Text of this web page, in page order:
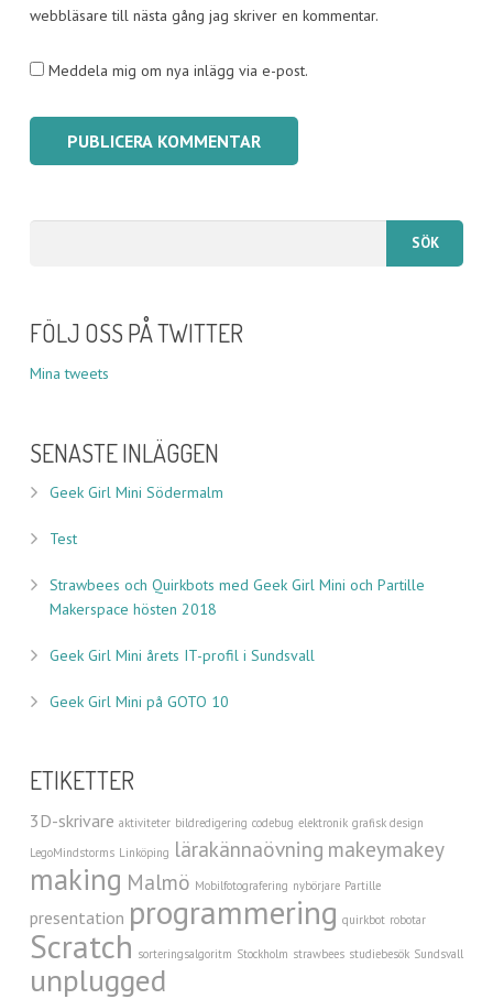
webbläsare till nästa gång jag skriver en kommentar.
Meddela mig om nya inlägg via e-post.
FÖLJ OSS PÅ TWITTER
Mina tweets
SENASTE INLÄGGEN
Geek Girl Mini Södermalm
Test
Strawbees och Quirkbots med Geek Girl Mini och Partille
Makerspace hösten 2018
Geek Girl Mini årets IT-profil i Sundsvall
Geek Girl Mini på GOTO 10
ETIKETTER
3D-skrivare aktiviteter bildredigering codebug elektronik grafisk design
LegoMindstorms Linköping lärakännaövning makeymakey
making Malmö Mobilfotografering nybörjare Partille
presentation programmering quirkbot robotar
Scratch sorteringsalgoritm Stockholm strawbees studiebesök Sundsvall
unplugged